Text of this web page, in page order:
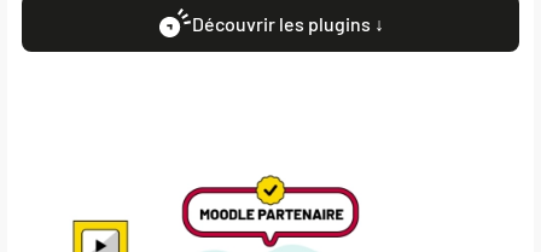
Découvrir les plugins ↓